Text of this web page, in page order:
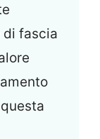
fascia